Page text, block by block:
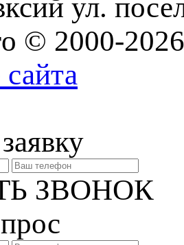
ул.
© 2000-
ЗВОНОК